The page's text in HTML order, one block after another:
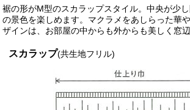
裾の形がM型のスカラップスタイル。中央が少
の景色を楽しめます。マクラメをあしらった華
ザインは、お部屋の中からも外からも美しく窓
スカラップ(共生地フリル)